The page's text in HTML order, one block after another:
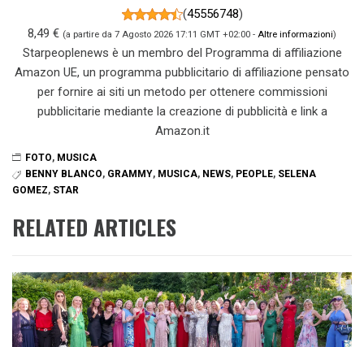
(45556748)
8,49 € (a partire da 7 Agosto 2026 17:11 GMT +02:00 - Altre informazioni)
Starpeoplenews è un membro del Programma di affiliazione
Amazon UE, un programma pubblicitario di affiliazione pensato
per fornire ai siti un metodo per ottenere commissioni
pubblicitarie mediante la creazione di pubblicità e link a
Amazon.it
FOTO, MUSICA
BENNY BLANCO, GRAMMY, MUSICA, NEWS, PEOPLE, SELENA
GOMEZ, STAR
RELATED ARTICLES